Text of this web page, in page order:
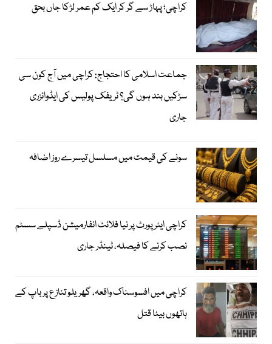
کراچی؛ پہاڑ سے گر کر ایک کم عمر لڑکا جاں بحق
جماعت اسلامی کا احتجاج: کراچی میں آج کون سی
سڑکیں بند ہوں گی؟ ٹریفک پولیس کی ایڈوائزری
جاری
سونے کی قیمت میں مسلسل تیسرے روز اضافہ
کراچی ایئرپورٹ پر نیا فلائٹ انفارمیشن ڈسپلے سسٹم
نصب کرنے کا فیصلہ، ٹینڈر جاری
کراچی میں افسوسناک واقعہ، گھریلو تنازع پر باپ کے
ہاتھوں بیٹا قتل